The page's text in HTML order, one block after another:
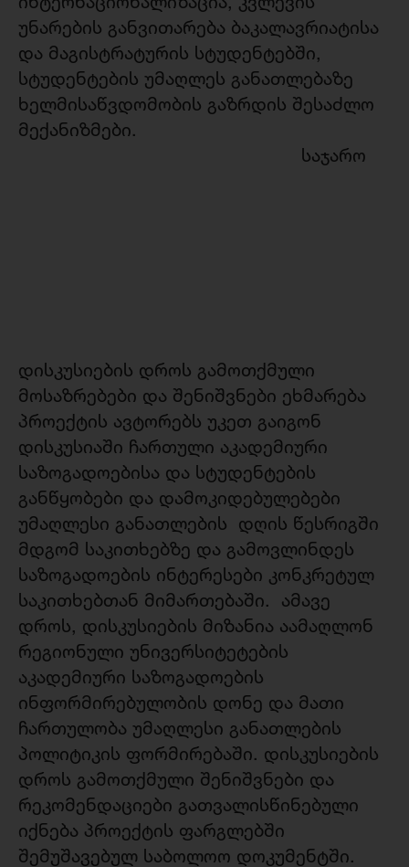
უნარების განვითარება ბაკალავრიატისა
და მაგისტრატურის სტუდენტებში,
სტუდენტების უმაღლეს განათლებაზე
ხელმისაწვდომობის გაზრდის შესაძლო
მექანიზმები.
საჯარო
დისკუსიების დროს გამოთქმული
მოსაზრებები და შენიშვნები ეხმარება
პროექტის ავტორებს უკეთ გაიგონ
დისკუსიაში ჩართული აკადემიური
საზოგადოებისა და სტუდენტების
განწყობები და დამოკიდებულებები
უმაღლესი განათლების დღის წესრიგში
მდგომ საკითხებზე და გამოვლინდეს
საზოგადოების ინტერესები კონკრეტულ
საკითხებთან მიმართებაში. ამავე
დროს, დისკუსიების მიზანია აამაღლონ
რეგიონული უნივერსიტეტების
აკადემიური საზოგადოების
ინფორმირებულობის დონე და მათი
ჩართულობა უმაღლესი განათლების
პოლიტიკის ფორმირებაში. დისკუსიების
დროს გამოთქმული შენიშვნები და
რეკომენდაციები გათვალისწინებული
იქნება პროექტის ფარგლებში
შემუშავებულ საბოლოო დოკუმენტში.